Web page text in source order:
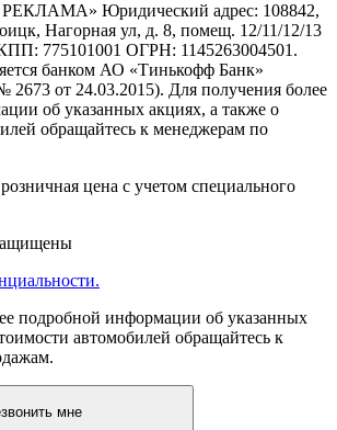
Юридический адрес: 108842,
Нагорная ул, д. 8, помещ. 12/11/12/13
775101001 ОГРН: 1145263004501.
банком АО «Тинькофф Банк»
от 24.03.2015). Для получения более
об указанных акциях, а также о
обращайтесь к менеджерам по
цена с учетом специального
подробной информации об указанных
автомобилей обращайтесь к
мне